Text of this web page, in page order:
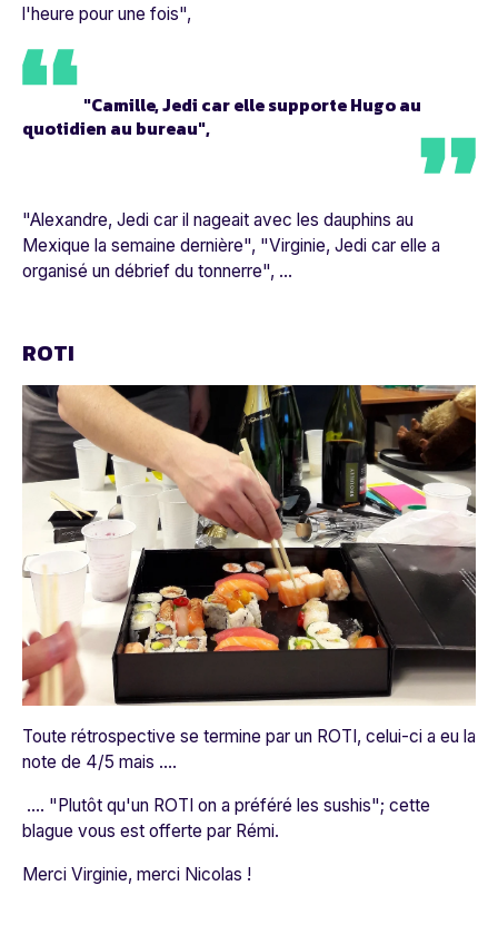
l'heure pour une fois",
"Camille, Jedi car elle supporte Hugo au
quotidien au bureau",
"Alexandre, Jedi car il nageait avec les dauphins au
Mexique la semaine dernière", "Virginie, Jedi car elle a
organisé un débrief du tonnerre", ...
ROTI
Toute rétrospective se termine par un ROTI, celui-ci a eu la
note de 4/5 mais ....
.... "Plutôt qu'un ROTI on a préféré les sushis"; cette
blague vous est offerte par Rémi.
Merci Virginie, merci Nicolas !